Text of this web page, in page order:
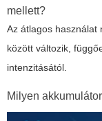
mellett?
Az átlagos használat
között változik,
intenzitásától.
Milyen